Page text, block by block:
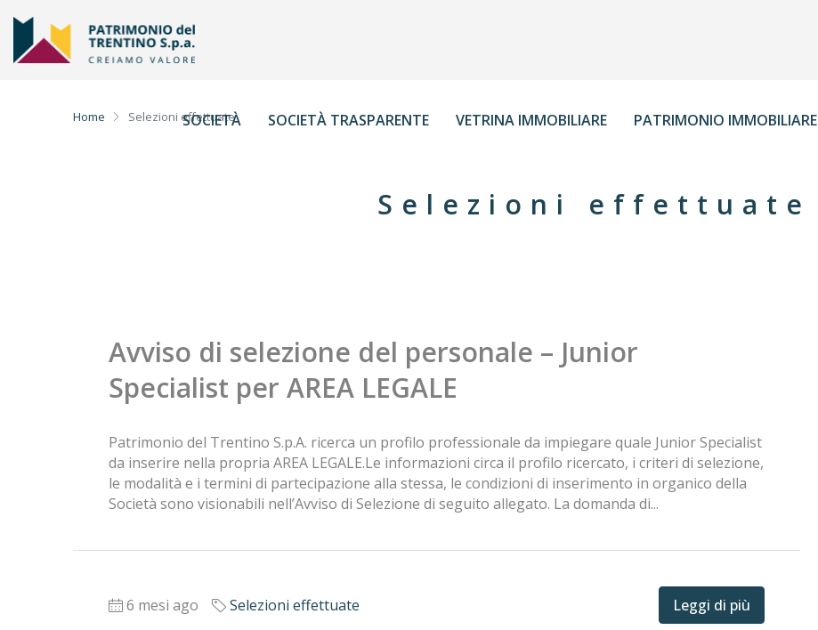
SOCIETÀ SOCIETÀ TRASPARENTE VETRINA IMMOBILIARE PATRIMONIO IMMOBILIARE
Home Selezioni effettuate
Selezioni effettuate
Avviso di selezione del personale – Junior
Specialist per AREA LEGALE
Patrimonio del Trentino S.p.A. ricerca un profilo professionale da impiegare quale Junior Specialist
da inserire nella propria AREA LEGALE.Le informazioni circa il profilo ricercato, i criteri di selezione,
le modalità e i termini di partecipazione alla stessa, le condizioni di inserimento in organico della
Società sono visionabili nell’Avviso di Selezione di seguito allegato. La domanda di...
6 mesi ago Selezioni effettuate Leggi di più